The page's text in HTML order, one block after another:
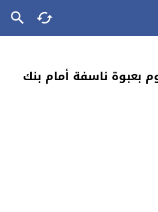
بعبوة ناسفة أمام بنك